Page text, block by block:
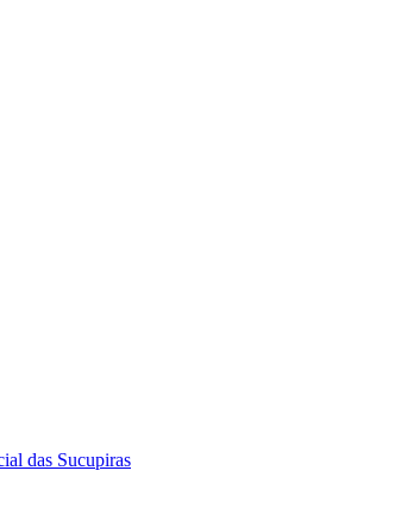
das Sucupiras